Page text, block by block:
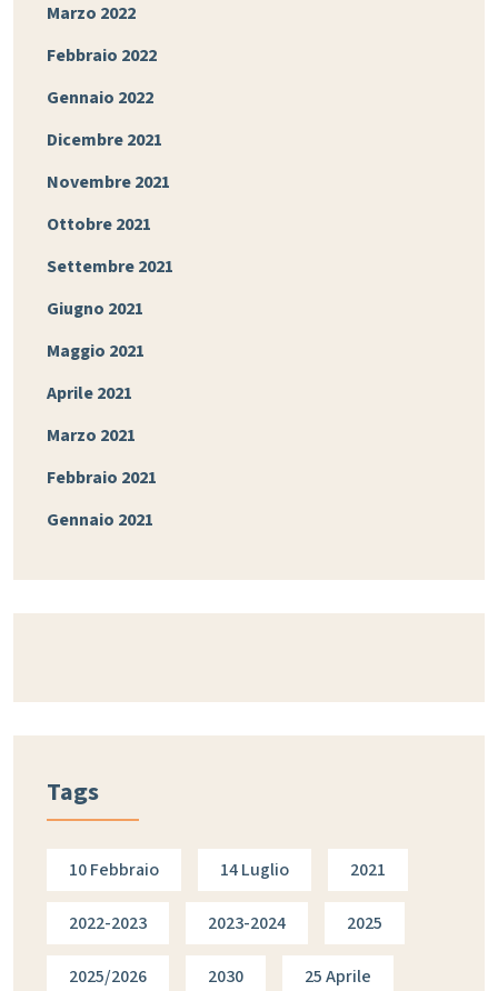
Marzo 2022
Febbraio 2022
Gennaio 2022
Dicembre 2021
Novembre 2021
Ottobre 2021
Settembre 2021
Giugno 2021
Maggio 2021
Aprile 2021
Marzo 2021
Febbraio 2021
Gennaio 2021
Tags
10 Febbraio 14 Luglio 2021
2022-2023 2023-2024 2025
2025/2026 2030 25 Aprile